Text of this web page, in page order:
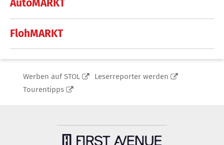
AutoMARKT
FlohMARKT
Werben auf STOL
Leserreporter werden
Tourentipps